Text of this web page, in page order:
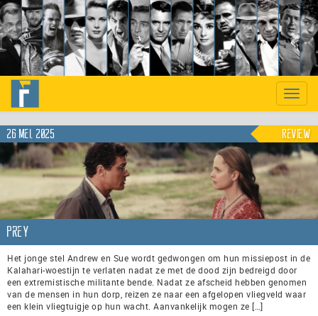
Previous
Toggle
26 mei, 2025 Review
Prey
Het jonge stel Andrew en Sue wordt gedwongen om hun missiepost in de
Kalahari-woestijn te verlaten nadat ze met de dood zijn bedreigd door
een extremistische militante bende. Nadat ze afscheid hebben genomen
van de mensen in hun dorp, reizen ze naar een afgelopen vliegveld waar
een klein vliegtuigje op hun wacht. Aanvankelijk mogen ze […]